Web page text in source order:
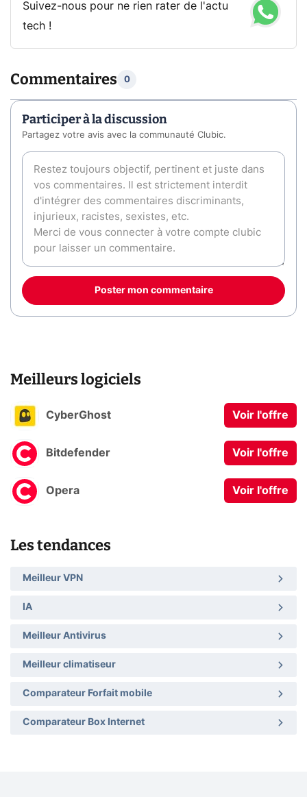
Suivez-nous pour ne rien rater de l'actu
tech !
Commentaires 0
Participer à la discussion
Partagez votre avis avec la communauté Clubic.
Poster mon commentaire
Meilleurs logiciels
CyberGhost Voir l'offre
Bitdefender Voir l'offre
Opera Voir l'offre
Les tendances
Meilleur VPN
IA
Meilleur Antivirus
Meilleur climatiseur
Comparateur Forfait mobile
Comparateur Box Internet